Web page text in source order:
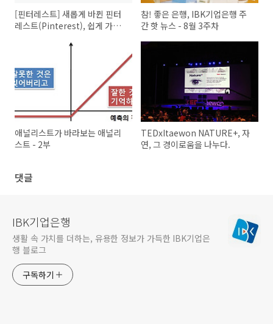
[핀터레스트] 새롭게 바뀐 핀터
레스트(Pinterest), 쉽게 가입
참! 좋은 은행, IBK기업은행 주
간 핫 뉴스 - 8월 3주차
애널리스트가 바라보는 애널리
스트 - 2부
TEDxItaewon NATURE+, 자
연, 그 경이로움을 나누다.
댓글
IBK기업은행
생활 속 가치를 더하는, 유용한 정보가 가득한 IBK기업은
행 블로그
구독하기